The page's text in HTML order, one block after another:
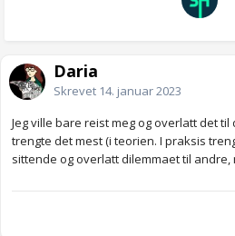
Daria
Skrevet 14. januar 2023
Jeg ville bare reist meg og overlatt det
trengte det mest (i teorien. I praksis
sittende og overlatt dilemmaet til